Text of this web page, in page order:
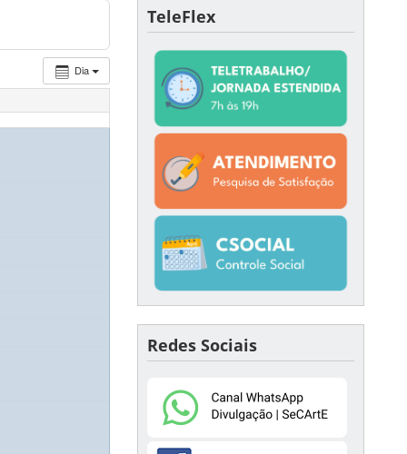
Dia
TeleFlex
Redes Sociais